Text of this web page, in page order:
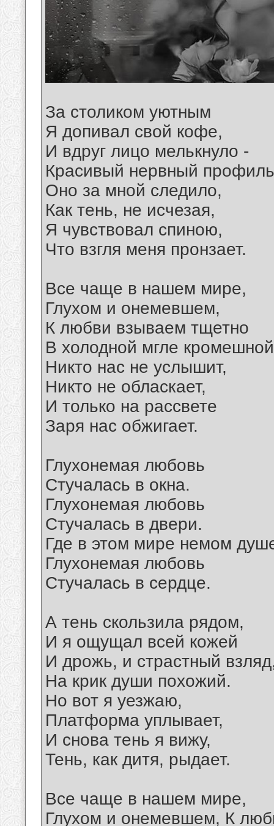
За столиком уютным
Я допивал свой кофе,
И вдруг лицо мелькнуло -
Красивый нервный
Оно за мной следило,
Как тень, не исчезая,
Я чувствовал спиною,
Что взгля меня пронзает.
Все чаще в нашем мире,
Глухом и онемевшем,
К любви взываем тщетно
В холодной мгле
Никто нас не услышит,
Никто не обласкает,
И только на рассвете
Заря нас обжигает.
Глухонемая любовь
Стучалась в окна.
Глухонемая любовь
Стучалась в двери.
Где в этом мире немом
Глухонемая любовь
Стучалась в сердце.
А тень скользила рядом,
И я ощущал всей кожей
И дрожь, и страстный
На крик души похожий.
Но вот я уезжаю,
Платформа уплывает,
И снова тень я вижу,
Тень, как дитя, рыдает.
Все чаще в нашем мире,
Глухом и онемевшем, К